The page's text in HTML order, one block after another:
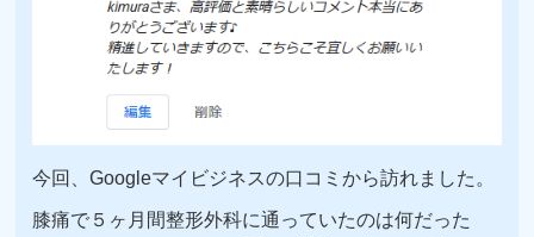
今回、Googleマイビジネスの口コミから訪れました。
膝痛で５ヶ月間整形外科に通っていたのは何だった